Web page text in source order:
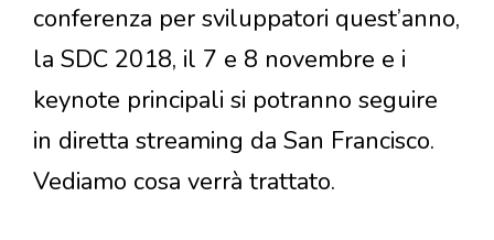
conferenza per sviluppatori quest’anno,
la SDC 2018, il 7 e 8 novembre e i
keynote principali si potranno seguire
in diretta streaming da San Francisco.
Vediamo cosa verrà trattato.